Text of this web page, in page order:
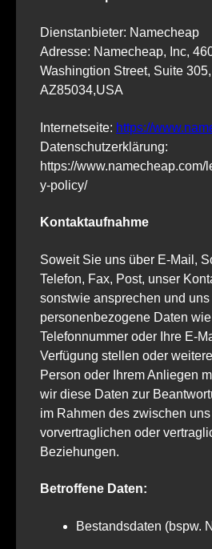
Dienstanbieter: Namecheap
Adresse: Namecheap, Inc,
Washingtion Street, Suite
AZ85034,USA
Internetseite: https://
Datenschutzerklärung:
https://
y-policy/
Kontaktaufnahme
Soweit Sie uns über E-Mail,
Telefon, Fax, Post, unser
sonstwie ansprechen und
personenbezogene Daten
Telefonnummer oder Ihre E-
Verfügung stellen oder
Person oder Ihrem Anliegen
wir diese Daten zur
im Rahmen des zwischen
vorvertraglichen oder
Beziehungen.
Betroffene Daten:
Bestandsdaten (bspw.